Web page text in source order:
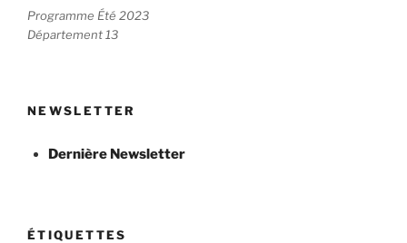
Programme Été 2023
Département 13
NEWSLETTER
Dernière Newsletter
ÉTIQUETTES